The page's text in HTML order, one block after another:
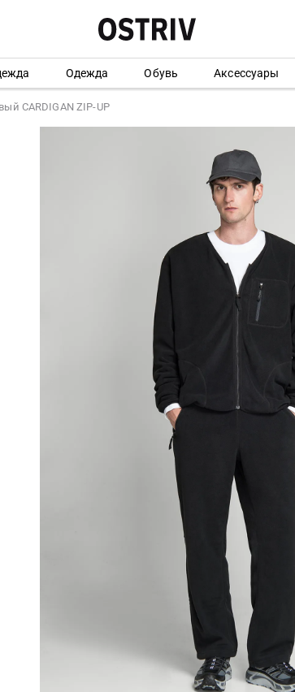
Одежда Обувь Аксессуары
CARDIGAN ZIP-UP